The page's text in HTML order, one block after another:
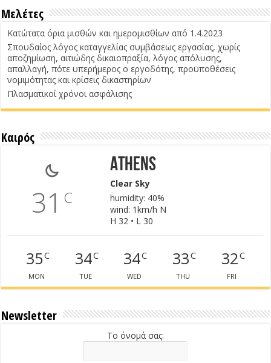
Μελέτες
Κατώτατα όρια μισθών και ημερομισθίων από 1.4.2023
Σπουδαίος λόγος καταγγελίας συμβάσεως εργασίας, χωρίς
αποζημίωση, αιτιώδης δικαιοπραξία, λόγος απόλυσης,
απαλλαγή, πότε υπερήμερος ο εργοδότης, προϋποθέσεις
νομιμότητας και κρίσεις δικαστηρίων
Πλασματικοί χρόνοι ασφάλισης
Καιρός
31 C
Athens
Clear Sky
humidity: 40%
wind: 1km/h N
H 32 • L 30
35C
MON
34C
TUE
34C
WED
33C
THU
32C
FRI
Newsletter
Το όνομά σας: